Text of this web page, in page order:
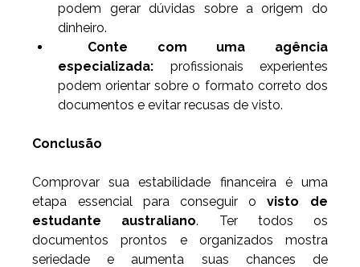
podem gerar dúvidas sobre a origem do
dinheiro.
Conte com uma agência
especializada: profissionais experientes
podem orientar sobre o formato correto dos
documentos e evitar recusas de visto.
Conclusão
Comprovar sua estabilidade financeira é uma
etapa essencial para conseguir o visto de
estudante australiano. Ter todos os
documentos prontos e organizados mostra
seriedade e aumenta suas chances de